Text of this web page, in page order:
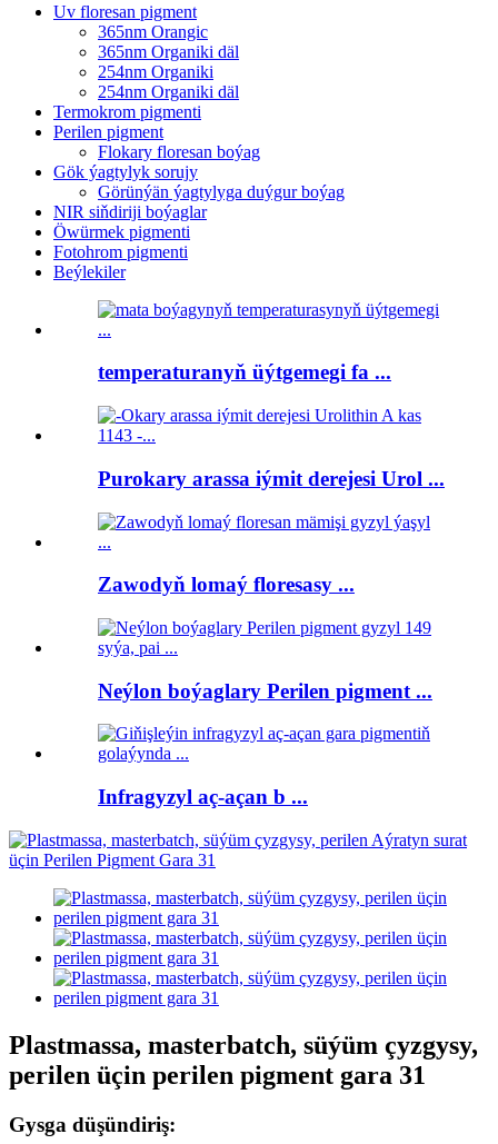
Uv floresan pigment
365nm Orangic
365nm Organiki däl
254nm Organiki
254nm Organiki däl
Termokrom pigmenti
Perilen pigment
Flokary floresan boýag
Gök ýagtylyk sorujy
Görünýän ýagtylyga duýgur boýag
NIR siňdiriji boýaglar
Öwürmek pigmenti
Fotohrom pigmenti
Beýlekiler
temperaturanyň üýtgemegi fa ...
Purokary arassa iýmit derejesi Urol ...
Zawodyň lomaý floresasy ...
Neýlon boýaglary Perilen pigment ...
Infragyzyl aç-açan b ...
Plastmassa, masterbatch, süýüm çyzgysy,
perilen üçin perilen pigment gara 31
Gysga düşündiriş: